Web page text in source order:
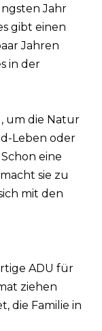
Jahr
gibt einen
Jahren
in der
um die Natur
Leben oder
eine
sie zu
mit den
ADU für
ziehen
die Familie in